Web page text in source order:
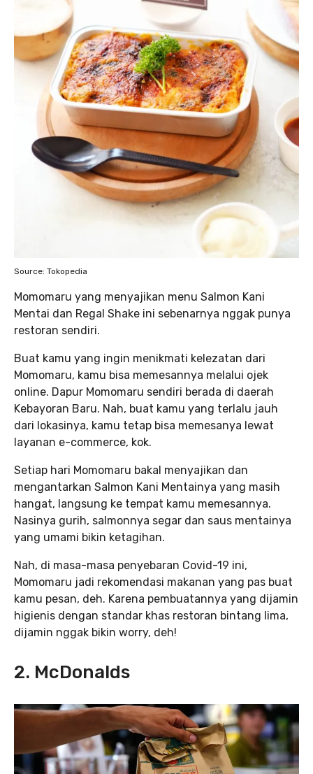
Source: Tokopedia
Momomaru yang menyajikan menu Salmon Kani
Mentai dan Regal Shake ini sebenarnya nggak punya
restoran sendiri.
Buat kamu yang ingin menikmati kelezatan dari
Momomaru, kamu bisa memesannya melalui ojek
online. Dapur Momomaru sendiri berada di daerah
Kebayoran Baru. Nah, buat kamu yang terlalu jauh
dari lokasinya, kamu tetap bisa memesanya lewat
layanan e-commerce, kok.
Setiap hari Momomaru bakal menyajikan dan
mengantarkan Salmon Kani Mentainya yang masih
hangat, langsung ke tempat kamu memesannya.
Nasinya gurih, salmonnya segar dan saus mentainya
yang umami bikin ketagihan.
Nah, di masa-masa penyebaran Covid-19 ini,
Momomaru jadi rekomendasi makanan yang pas buat
kamu pesan, deh. Karena pembuatannya yang dijamin
higienis dengan standar khas restoran bintang lima,
dijamin nggak bikin worry, deh!
2. McDonalds